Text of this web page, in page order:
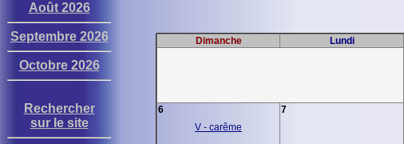
Août 2026
Septembre 2026
Octobre 2026
Rechercher
sur le site
Dimanche Lundi
6
V - carême
7